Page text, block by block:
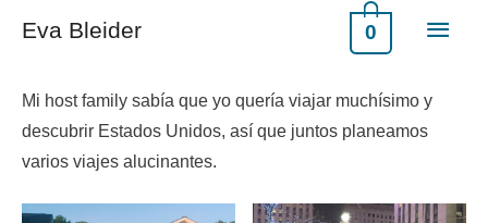
Eva Bleider 0
Mi host family sabía que yo quería viajar muchísimo y
descubrir Estados Unidos, así que juntos planeamos
varios viajes alucinantes.